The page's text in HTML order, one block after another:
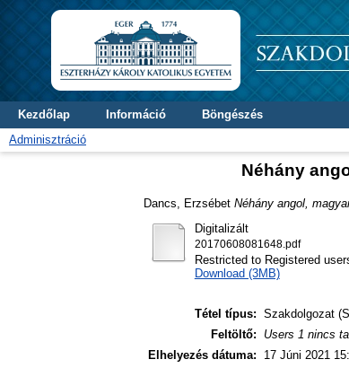
Kezdőlap Információ
Böngészés
Adminisztráció
Néhány
Dancs, Erzsébet Néhány angol,
Digitalizált
20170608081648.pdf
Restricted to Registered
Download (3MB)
Tétel típus: Szakdolgozat
Feltöltő:
Users 1 nincs
Elhelyezés dátuma:
17 Júni 2021